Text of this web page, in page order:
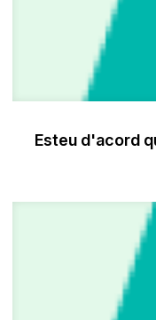
Esteu d'acord